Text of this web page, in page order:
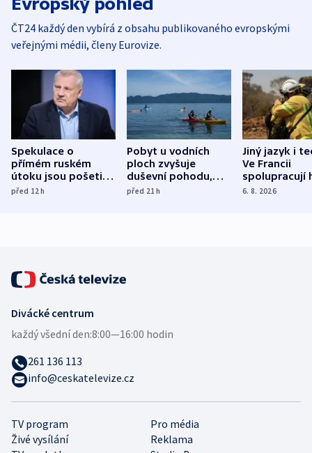
Evropský pohled
ČT24 každý den vybírá z obsahu publikovaného evropskými
veřejnými médii, členy Eurovize.
Spekulace o
přímém ruském
útoku jsou pošetilé,
míní estonský
před 12h
Pobyt u vodních
ploch zvyšuje
duševní pohodu,
ukázala
před 21h
Jiný jazyk i
Ve Francii
spolupracují
různých zemí
6. 8. 2026
TV program
Pro média
Živé vysílání
Reklama
Divácké centrum
každý všední den:8:00—16:00 hodin
261 136 113
info@ceskatelevize.cz